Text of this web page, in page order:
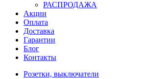
РАСПРОДАЖА
Акции
Оплата
Доставка
Гарантии
Блог
Контакты
Розетки, выключатели